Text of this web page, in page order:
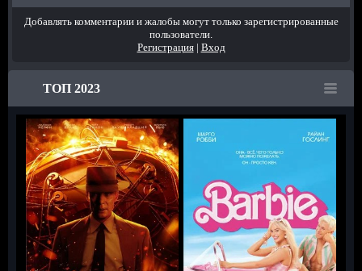
Добавлять комментарии и жалобы могут только зарегистрированные
пользователи.
Регистрация| Вход
ТОП 2023